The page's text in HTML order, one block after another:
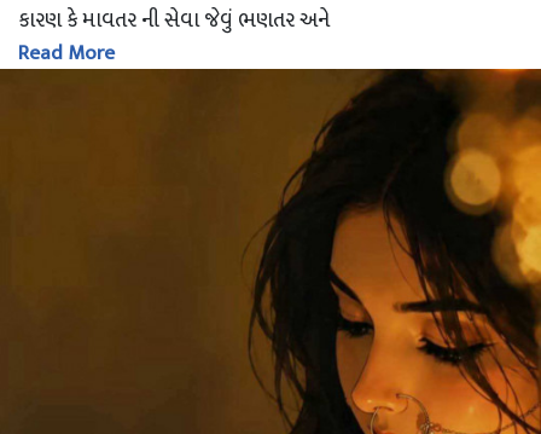
કારણ કે માવતર ની સેવા જેવું ભણતર અને
માં-બાપ જેવા ગુરુ જેની પાસે હોય તેની
Read More